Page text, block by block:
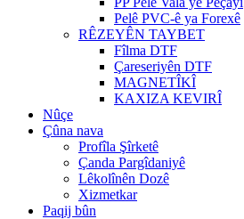
Pelê PVC-ê ya Forexê
RÊZEYÊN TAYBET
Fîlma DTF
Çareseriyên DTF
MAGNETÎKÎ
KAXIZA KEVIRÎ
Nûçe
Çûna nava
Profîla Şîrketê
Çanda Pargîdaniyê
Lêkolînên Dozê
Xizmetkar
Paqij bûn